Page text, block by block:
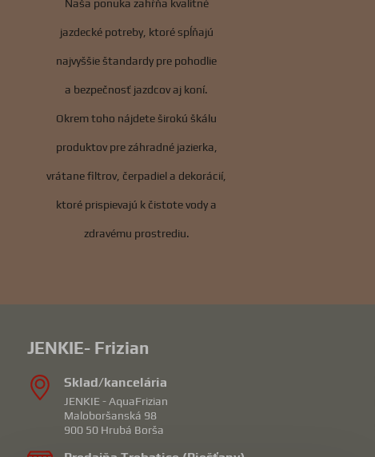
Naša ponuka zahŕňa kvalitné
jazdecké potreby, ktoré spĺňajú
najvyššie štandardy pre pohodlie
a bezpečnosť jazdcov aj koní.
Okrem toho nájdete širokú škálu
produktov pre záhradné jazierka,
vrátane filtrov, čerpadiel a dekorácií,
ktoré prispievajú k čistote vody a
zdravému prostrediu.
JENKIE- Frizian
Sklad/kancelária
JENKIE - AquaFrizian
Maloboršanská 98
900 50 Hrubá Borša